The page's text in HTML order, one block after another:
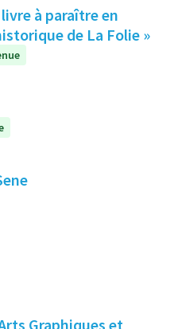
à paraître en
de La Folie »
Graphiques et